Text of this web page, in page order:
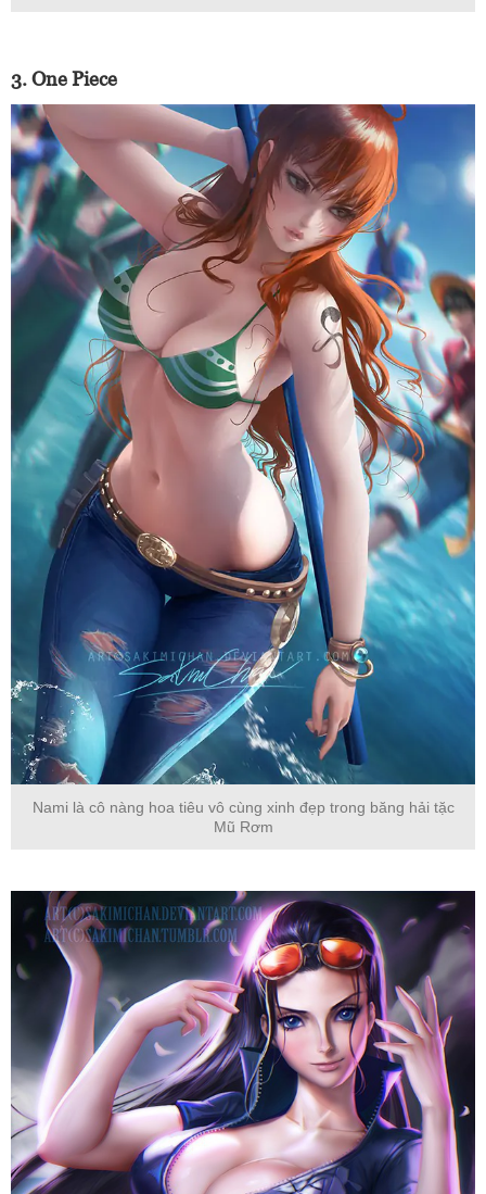
3. One Piece
Nami là cô nàng hoa tiêu vô cùng xinh đẹp trong băng hải tặc
Mũ Rơm